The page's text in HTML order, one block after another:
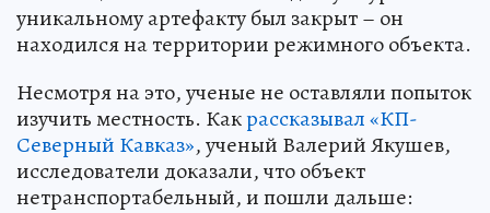
уникальному артефакту был закрыт – он
находился на территории режимного объекта.
Несмотря на это, ученые не оставляли попыток
изучить местность. Какрассказывал «КП-
Северный Кавказ», ученый Валерий Якушев,
исследователи доказали, что объект
нетранспортабельный, и пошли дальше: